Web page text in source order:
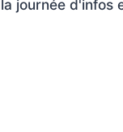
la journée d'infos